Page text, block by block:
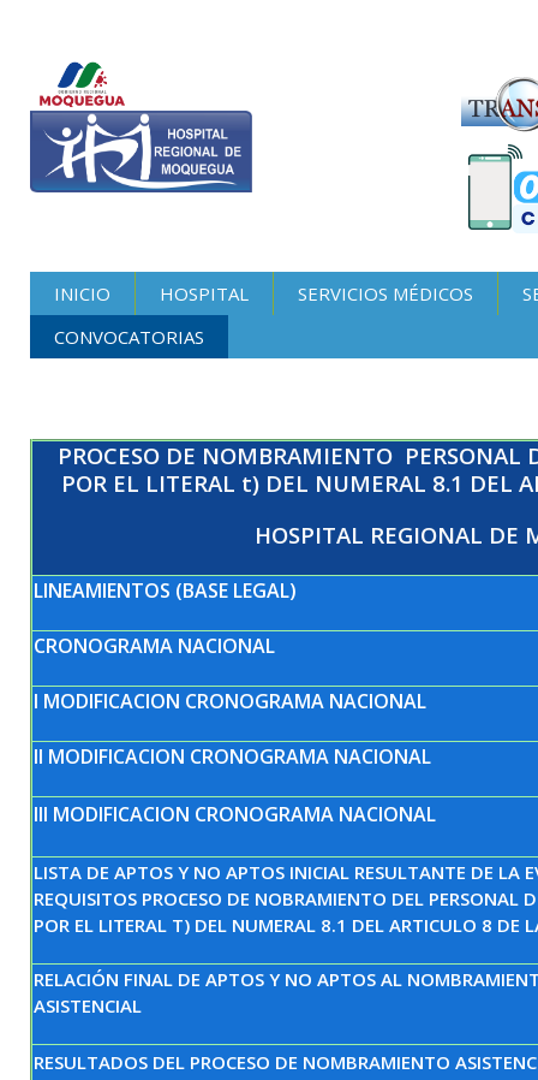
INICIO HOSPITAL SERVICIOS MÉDICOS
CONVOCATORIAS
PROCESO DE NOMBRAMIENTO PERSONAL
POR EL LITERAL t) DEL NUMERAL 8.1 DEL
HOSPITAL REGIONAL DE
LINEAMIENTOS (BASE LEGAL)
CRONOGRAMA NACIONAL
I MODIFICACION CRONOGRAMA NACIONAL
II MODIFICACION CRONOGRAMA NACIONAL
III MODIFICACION CRONOGRAMA NACIONAL
LISTA DE APTOS Y NO APTOS INICIAL RESULTANTE DE LA
REQUISITOS PROCESO DE NOBRAMIENTO DEL PERSONAL
POR EL LITERAL T) DEL NUMERAL 8.1 DEL ARTICULO 8 DE
RELACIÓN FINAL DE APTOS Y NO APTOS AL
ASISTENCIAL
RESULTADOS DEL PROCESO DE NOMBRAMIENTO